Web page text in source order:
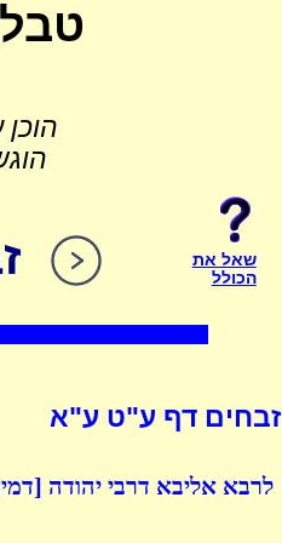
שאל את
הכולל
זבחים דף ע"ט ע"א
לרבא אליבא דרבי יהודה